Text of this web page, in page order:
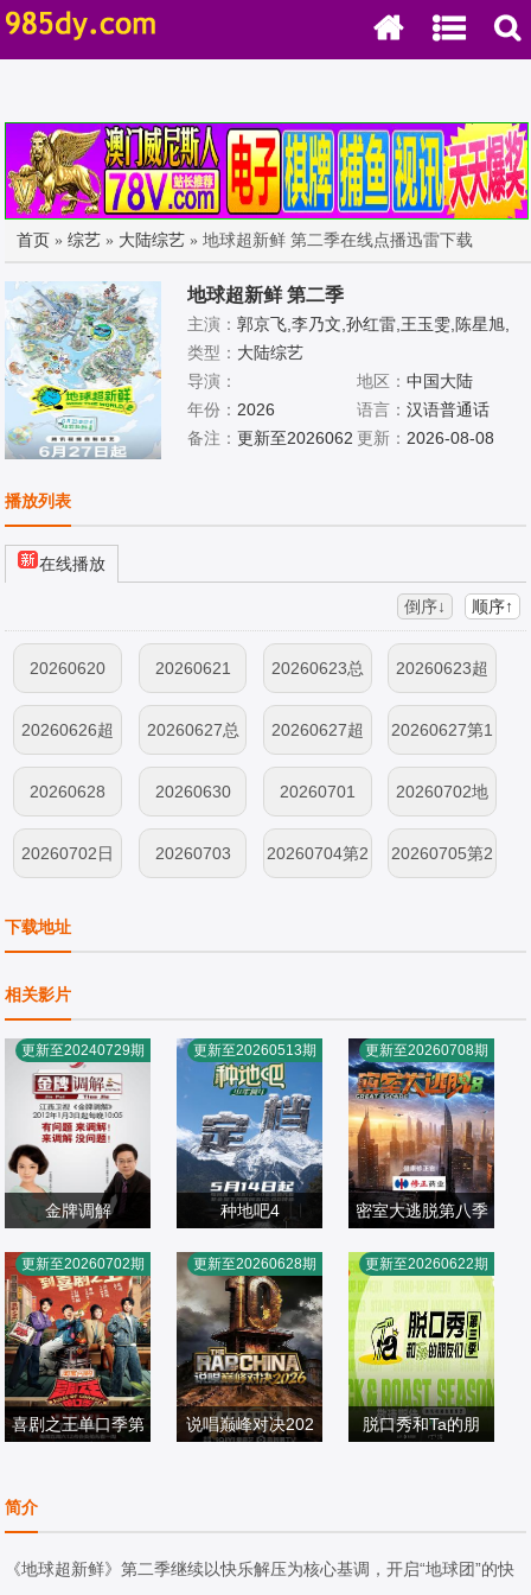
首页 »综艺 » 大陆综艺 » 地球超新鲜 第二季在线点播迅雷下载
地球超新鲜 第二季
主演：郭京飞,李乃文,孙红雷,王玉雯,陈星旭,
刘宇宁,林一,龚俊
类型： 大陆综艺
导演：
地区： 中国大陆
年份： 2026 语言： 汉语普通话
备注：更新至2026062 更新： 2026-08-08
播放列表
在线播放
倒序↓ 顺序↑
20260620 20260621 20260623总 20260623超
20260626超 20260627总 20260627超 20260627第1
20260628 20260630 20260701 20260702地
20260702日 20260703 20260704第2 20260705第2
20260706直
戏加更第2期 别加更第2期 行日记第2期 行日记第2期
下
20260710第3
期超前彩蛋
20260711第3 20260712第3 20260714游
戏加更第3期
20260715特
别加更第3期
20260716旅
行日记第3期
20260718第4
期上
20260719第4
期下
20260721游
戏加更第4期
20260722特
别加更第4期
20260723旅
行日记第4期
20260725第5
期上
20260726第5
期下
20260728加
更第5期
20260729特
别加更第5期
20260730旅
行日记第5期
（上）
20260730旅
行日记第5期
（下）
20260801第6
期上
20260802第6
期下
20260804游
戏加更第6期
20260805特
别联动
20260806旅
行日记第6期
20260807第7
期超前彩蛋
下载地址
相关影片
金牌调解
大陆综艺
2011/中国大陆
更新至20240729期
种地吧4
大陆综艺
2026/中国大陆
更新至20260513期
密室大逃脱第八季
畅,彭昱畅,张真源,
陈哲远
大陆综艺
2026/大陆
更新至20260708期
喜剧之王单口季第
马思纯
大陆综艺
2026/大陆
更新至20260702期
说唱巅峰对决202
宇,杨长青,刘嘉裕,
米尔艾力,李斯丹
2026/中国大陆
更新至20260628期
脱口秀和Ta的朋
2026/中国大陆
更新至20260622期
简介
《地球超新鲜》第二季继续以快乐解压为核心基调，开启“地球团”的快